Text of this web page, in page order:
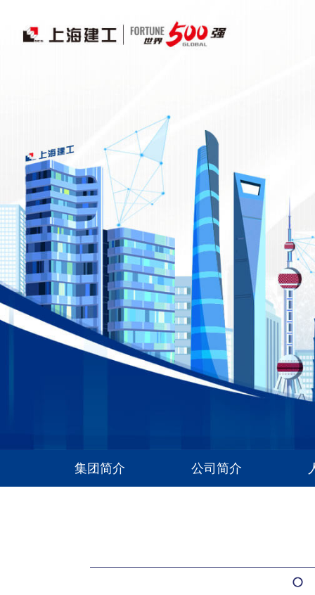
集团简介 公司简介